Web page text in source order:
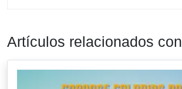
Artículos relacionados con